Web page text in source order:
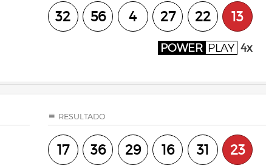
32 56 4 27 22 13
POWER PLAY 4x
RESULTADO
17 36 29 16 31 23